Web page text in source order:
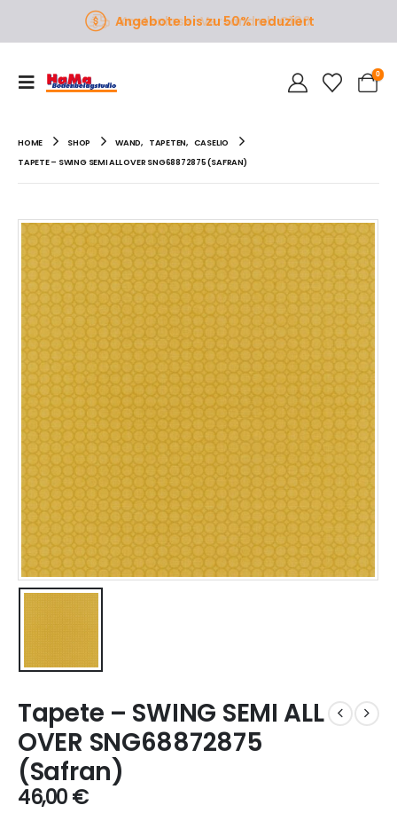
Angebote bis zu 50% reduziert
0
HOME SHOP WAND, TAPETEN, CASELIO
TAPETE – SWING SEMI ALL OVER SNG68872875 (SAFRAN)
Tapete – SWING SEMI ALL
OVER SNG68872875
(Safran)
46,00€